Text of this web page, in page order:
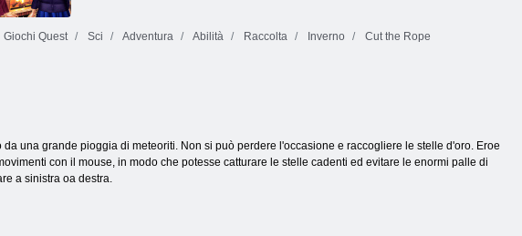
Giochi Quest Sci Adventura Abilità Raccolta Inverno
Cut the Rope
una grande pioggia di meteoriti. Non si può perdere l'occasione e raccogliere le stelle d'oro. Eroe
con il mouse, in modo che potesse catturare le stelle cadenti ed evitare le enormi palle di
a sinistra oa destra.